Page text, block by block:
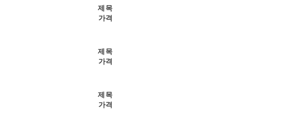
제목
가격
제목
가격
제목
가격